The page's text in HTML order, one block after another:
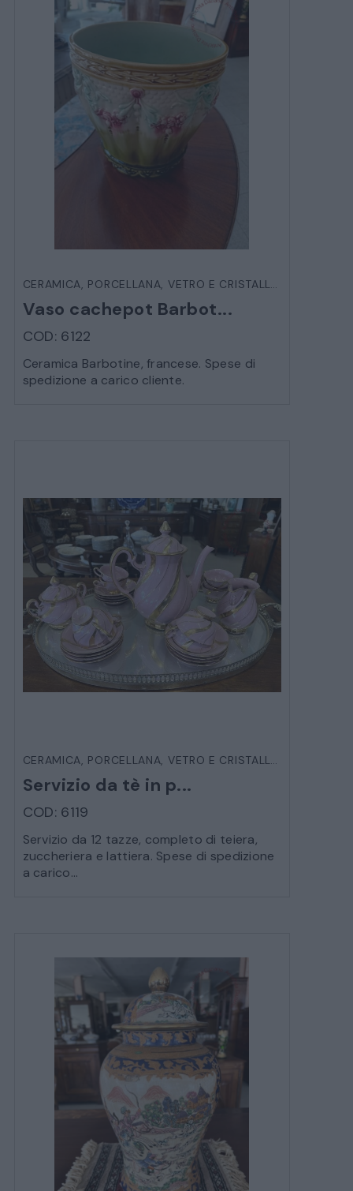
CERAMICA, PORCELLANA, VETRO E CRISTALLO
Vaso cachepot Barbot...
COD: 6122
Ceramica Barbotine, francese. Spese di
spedizione a carico cliente.
CERAMICA, PORCELLANA, VETRO E CRISTALLO
Servizio da tè in p...
COD: 6119
Servizio da 12 tazze, completo di teiera,
zuccheriera e lattiera. Spese di spedizione
a carico...